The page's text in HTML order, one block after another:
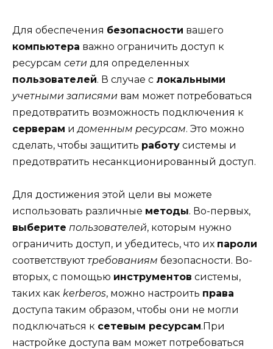
Для обеспечения безопасности вашего
компьютера важно ограничить доступ к
ресурсам сети для определенных
пользователей. В случае с локальными
учетными записями вам может потребоваться
предотвратить возможность подключения к
серверам и доменным ресурсам. Это можно
сделать, чтобы защитить работу системы и
предотвратить несанкционированный доступ.
Для достижения этой цели вы можете
использовать различные методы. Во-первых,
выберите пользователей, которым нужно
ограничить доступ, и убедитесь, что их пароли
соответствуюттребованиям безопасности. Во-
вторых, с помощью инструментов системы,
таких как kerberos, можно настроить права
доступа таким образом, чтобы они не могли
подключаться к сетевым ресурсам.При
настройке доступа вам может потребоваться